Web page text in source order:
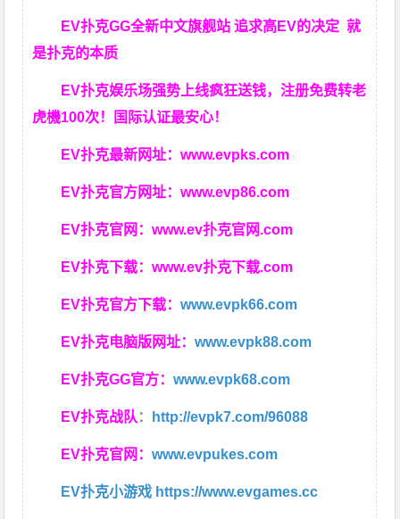
EV扑克GG全新中文旗舰站 追求高EV的决定就
是扑克的本质
EV扑克娱乐场强势上线疯狂送钱，注册免费转老
虎機100次！国际认证最安心！
EV扑克最新网址：www.evpks.com
EV扑克官方网址：www.evp86.com
EV扑克官网：www.ev扑克官网.com
EV扑克下载：www.ev扑克下载.com
EV扑克官方下载：www.evpk66.com
EV扑克电脑版网址：www.evpk88.com
EV扑克GG官方：www.evpk68.com
EV扑克战队 ： http://evpk7.com/96088
EV扑克官网：www.evpukes.com
EV扑克小游戏 https://www.evgames.cc